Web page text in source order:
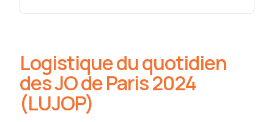
Logistique du quotidien
des JO de Paris 2024
(LUJOP)